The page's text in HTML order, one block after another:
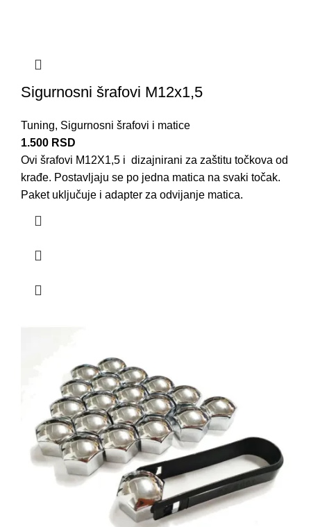
Sigurnosni šrafovi M12x1,5
Tuning, Sigurnosni šrafovi i matice
1.500 RSD
Ovi šrafovi M12X1,5 i dizajnirani za zaštitu točkova od
krađe. Postavljaju se po jedna matica na svaki točak.
Paket uključuje i adapter za odvijanje matica.